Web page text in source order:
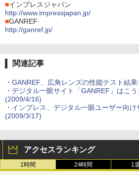
■インプレスジャパン
http://www.impressjapan.jp/
■GANREF
http://ganref.jp/
関連記事
・ GANREF、広角レンズの性能テスト結
・ デジタル一眼サイト「GANREF」はこう
(2009/4/16)
・ インプレス、デジタル一眼ユーザー向
(2009/3/17)
アクセスランキング
1時間 24時間 1